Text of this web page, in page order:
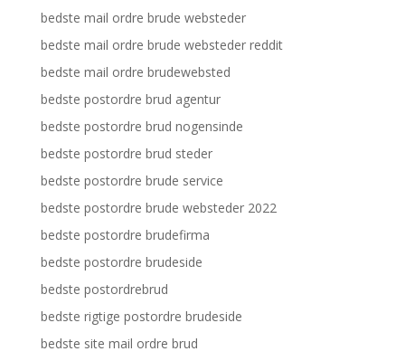
bedste mail ordre brude websteder
bedste mail ordre brude websteder reddit
bedste mail ordre brudewebsted
bedste postordre brud agentur
bedste postordre brud nogensinde
bedste postordre brud steder
bedste postordre brude service
bedste postordre brude websteder 2022
bedste postordre brudefirma
bedste postordre brudeside
bedste postordrebrud
bedste rigtige postordre brudeside
bedste site mail ordre brud